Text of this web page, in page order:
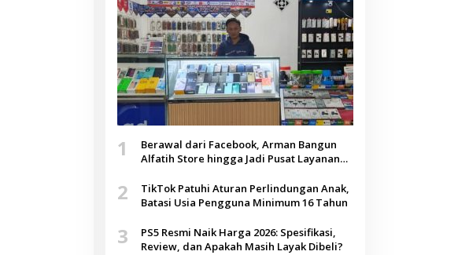
1
Berawal dari Facebook, Arman Bangun
Alfatih Store hingga Jadi Pusat Layanan
2
TikTok Patuhi Aturan Perlindungan Anak,
Batasi Usia Pengguna Minimum 16 Tahun
3
PS5 Resmi Naik Harga 2026: Spesifikasi,
Review, dan Apakah Masih Layak Dibeli?